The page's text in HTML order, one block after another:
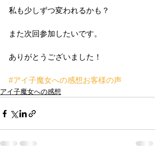
私も少しずつ変われるかも？
また次回参加したいです。
ありがとうございました！
#アイ子魔女への感想お客様の声
アイ子魔女への感想